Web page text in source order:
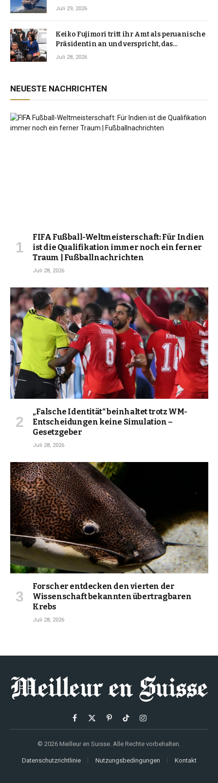
Vulkanlandschaft
Juli 29, 2026
Keiko Fujimori tritt ihr Amt als peruanische
Präsidentin an und verspricht, das
Jahrzehnt der Instabilität zu beenden
Juli 28, 2026
NEUESTE NACHRICHTEN
FIFA Fußball-Weltmeisterschaft: Für Indien
ist die Qualifikation immer noch ein ferner
Traum | Fußballnachrichten
Juli 28, 2026
„Falsche Identität“ beinhaltet trotz WM-
Entscheidungen keine Simulation –
Gesetzgeber
Juli 28, 2026
Forscher entdecken den vierten der
Wissenschaft bekannten übertragbaren
Krebs
Juli 28, 2026
Facebook
X
PinterestTikTokInstagram
© 2026 Meilleur en Suisse. Alle Rechte vorbehalten.
Datenschutzrichtlinie Nutzungsbedingungen Kontakt